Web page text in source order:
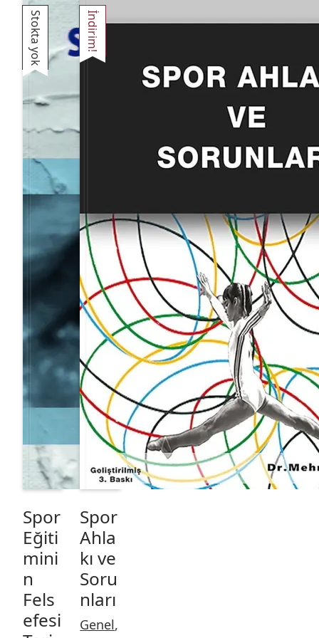
Stokta yok
Spor
Eğiti
mini
n
Fels
efesi
İndirim!
Spor
Ahla
kı ve
Soru
nları
Genel,